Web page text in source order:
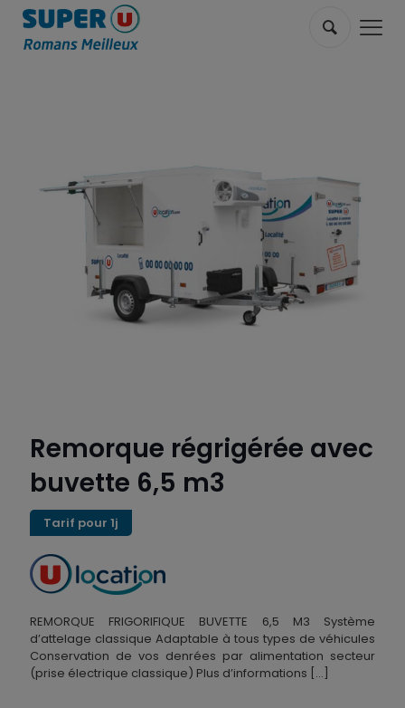
Remorque régrigérée avec
buvette 6,5 m3
Tarif pour 1j
REMORQUE FRIGORIFIQUE BUVETTE 6,5 M3 Système
d’attelage classique Adaptable à tous types de véhicules
Conservation de vos denrées par alimentation secteur
(prise électrique classique) Plus d’informations […]